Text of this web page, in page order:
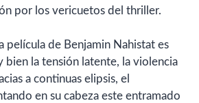
por los vericuetos del thriller.
película de Benjamin Nahistat es
bien la tensión latente, la violencia
a continuas elipsis, el
en su cabeza este entramado